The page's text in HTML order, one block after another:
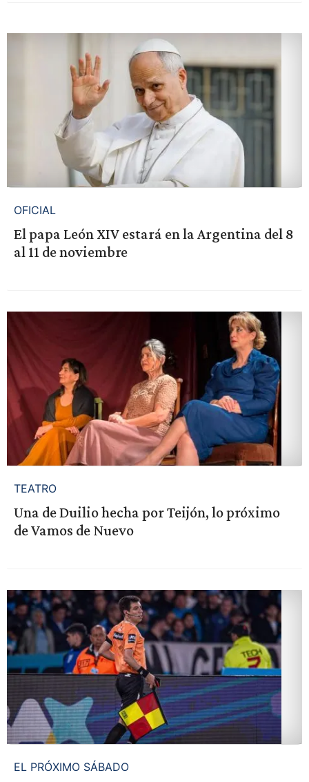
OFICIAL
El papa León XIV estará en la Argentina del 8
al 11 de noviembre
TEATRO
Una de Duilio hecha por Teijón, lo próximo
de Vamos de Nuevo
EL PRÓXIMO SÁBADO